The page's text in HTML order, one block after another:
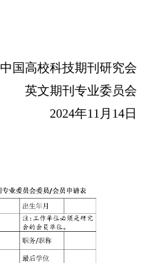
中国高校科技期刊研究会
英文期刊专业委员会
2024年11月14日